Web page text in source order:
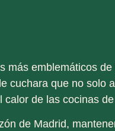
más emblemáticos
cuchara que no solo
de las cocinas
de Madrid,